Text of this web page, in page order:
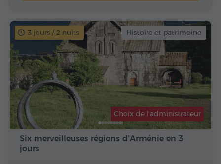
3 jours / 2 nuits Histoire et patrimoine
Six merveilleuses régions d'Arménie en 3
jours
Choix de l'administrateur